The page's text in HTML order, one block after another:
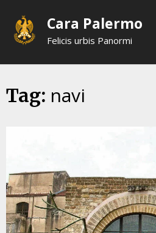
content
Cara Palermo
Felicis urbis Panormi
Tag: navi